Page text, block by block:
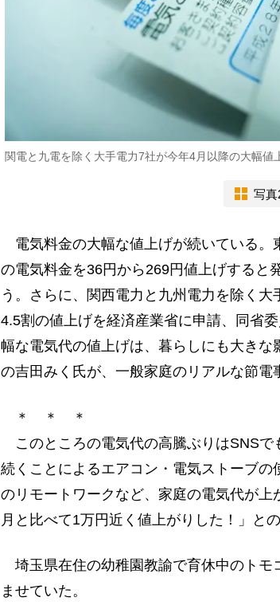
関電と九電を除く大手電力7社が今年4月以降の大幅値
写真
電気料金の大幅な値上げが続いている。
の電気料金を36円から269円値上げすると
う。さらに、関西電力と九州電力を除く
4.5割の値上げを経済産業省に申請、同省
幅な電気代の値上げは、暮らしにも大き
の吉田みく氏が、一般家庭のリアルな節電
＊ ＊ ＊
このところの電気代の高騰ぶりはSNSで
続くことによるエアコン・電気ストーブ
のリモートワークなど、家庭の電気代が
月と比べて1万円近く値上がりした！」と
埼玉県在住の幼稚園教諭で育休中のトモ
ませていた。